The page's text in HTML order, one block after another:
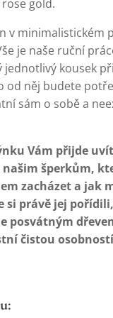
gold.
v minimalistickém
je naše ruční
jednotlivý kousek
od něj budete
sám o sobě a
Vám přijde
šperkům,
zacházet a jak
si právě jej
posvátným
čistou